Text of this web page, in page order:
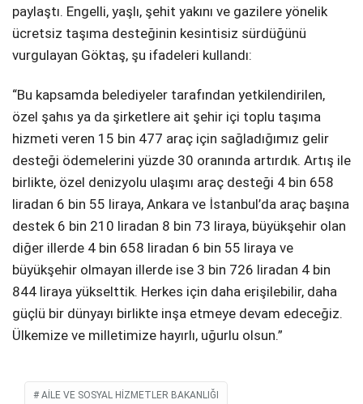
paylaştı. Engelli, yaşlı, şehit yakını ve gazilere yönelik
ücretsiz taşıma desteğinin kesintisiz sürdüğünü
vurgulayan Göktaş, şu ifadeleri kullandı:
“Bu kapsamda belediyeler tarafından yetkilendirilen,
özel şahıs ya da şirketlere ait şehir içi toplu taşıma
hizmeti veren 15 bin 477 araç için sağladığımız gelir
desteği ödemelerini yüzde 30 oranında artırdık. Artış ile
birlikte, özel denizyolu ulaşımı araç desteği 4 bin 658
liradan 6 bin 55 liraya, Ankara ve İstanbul’da araç başına
destek 6 bin 210 liradan 8 bin 73 liraya, büyükşehir olan
diğer illerde 4 bin 658 liradan 6 bin 55 liraya ve
büyükşehir olmayan illerde ise 3 bin 726 liradan 4 bin
844 liraya yükselttik. Herkes için daha erişilebilir, daha
güçlü bir dünyayı birlikte inşa etmeye devam edeceğiz.
Ülkemize ve milletimize hayırlı, uğurlu olsun.”
AİLE VE SOSYAL HİZMETLER BAKANLIĞI